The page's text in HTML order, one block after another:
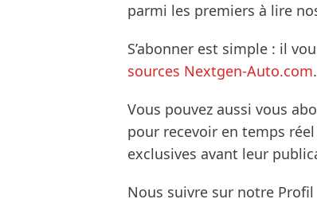
parmi les premiers à lire
S’abonner est simple : il
sources Nextgen-Auto.com.
Vous pouvez aussi vous
pour recevoir en temps
exclusives avant leur
Nous suivre sur notre